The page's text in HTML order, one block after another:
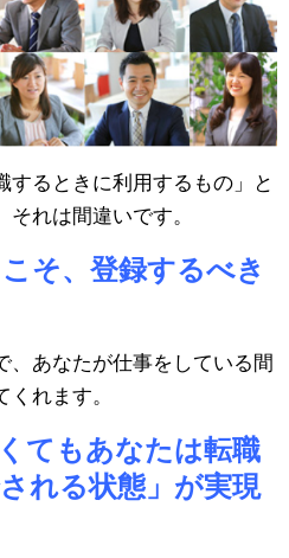
するときに利用するもの」と
れは間違いです。
そ、登録するべき
、あなたが仕事をしている間
れます。
てもあなたは転職
れる状態」が実現